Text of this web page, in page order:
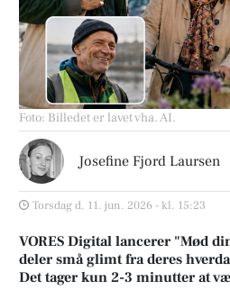
Foto: Billedet er lavet vha. AI.
Josefine Fjord Laursen
Torsdag d. 11. jun. 2026 - kl. 15:23
VORES Digital lancerer "Mød
deler små glimt fra deres
Det tager kun 2-3 minutter at